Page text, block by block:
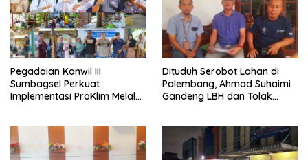
Pegadaian Kanwil III
Sumbagsel Perkuat
Implementasi ProKlim Melalui
Dituduh Serobot Lahan di
Palembang, Ahmad Suhaimi
Gandeng LBH dan Tolak